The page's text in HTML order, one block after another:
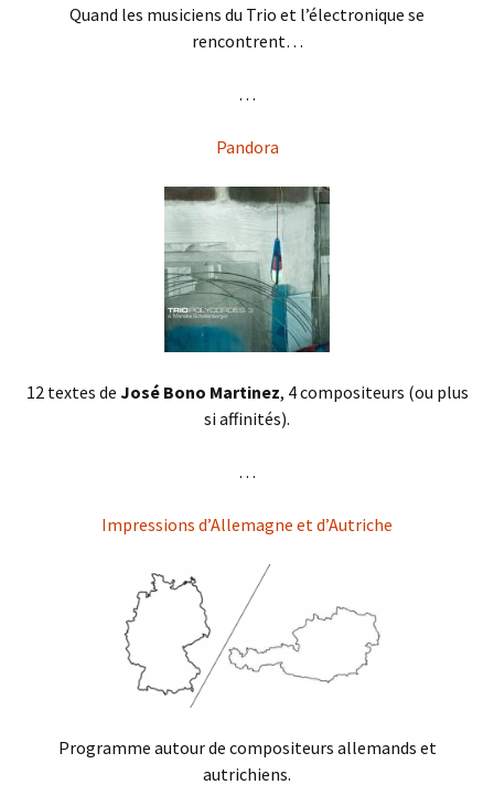
Quand les musiciens du Trio et l’électronique se
rencontrent…
. . .
Pandora
12 textes de José Bono Martinez, 4 compositeurs (ou plus
si affinités).
. . .
Impressions d’Allemagne et d’Autriche
Programme autour de compositeurs allemands et
autrichiens.